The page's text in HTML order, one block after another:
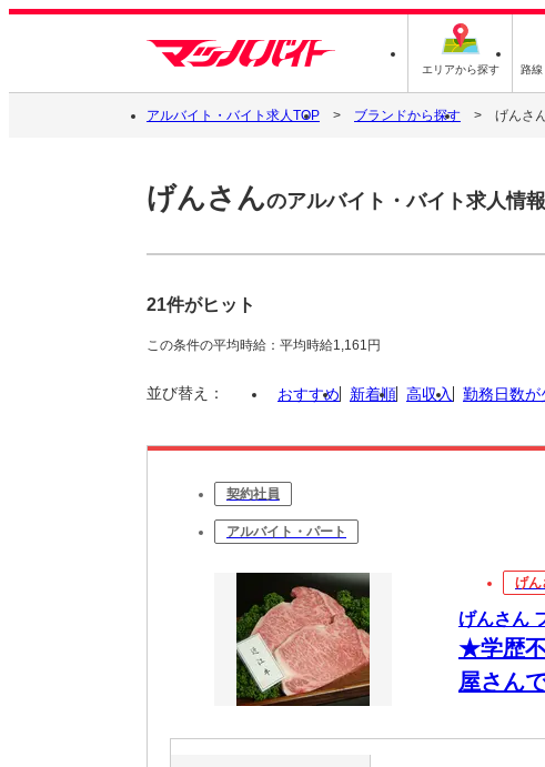
エリアから探す 路線
アルバイト・バイト求人TOP ブランドから探す げんさ
げんさんのアルバイト・バイト求人情報
21件がヒット
この条件の平均時給：平均時給1,161円
並び替え： おすすめ 新着順 高収入 勤務日数が
契約社員
アルバイト・パート
げん
げんさん
★学歴
屋さん